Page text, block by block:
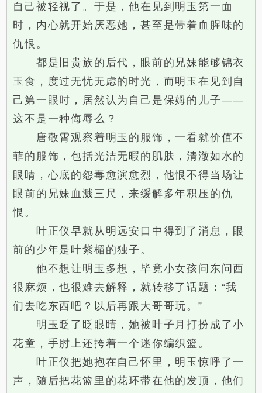
自己被轻视了。于是，他在见到明玉第一面
时，内心就开始厌恶她，甚至是带着血腥味的
仇恨。
都是旧贵族的后代，眼前的兄妹能够锦衣
玉食，度过无忧无虑的时光，而明玉在见到自
己第一眼时，居然认为自己是保姆的儿子——
这不是一种侮辱么？
唐敬霄观察着明玉的服饰，一看就价值不
菲的服饰，包括光洁无暇的肌肤，清澈如水的
眼睛，心底的怨毒愈演愈烈，他恨不得当场让
眼前的兄妹血溅三尺，来缓解多年积压的仇
恨。
叶正仪早就从明远安口中得到了消息，眼
前的少年是叶紫楣的独子。
他不想让明玉多想，毕竟小女孩问东问西
很麻烦，也很难去解释，就转移了话题：“我
们去吃东西吧？以后再跟大哥哥玩。”
明玉眨了眨眼睛，她被叶子月打扮成了小
花童，手肘上还挎着一个迷你编织篮。
叶正仪把她抱在自己怀里，明玉惊呼了一
声，随后把花篮里的花环带在他的发顶，他们